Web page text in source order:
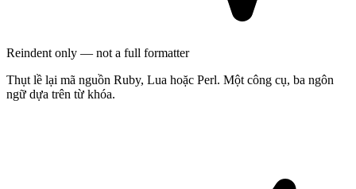
Reindent only — not a full formatter
Thụt lề lại mã nguồn Ruby, Lua hoặc Perl. Một công cụ, ba ngôn
ngữ dựa trên từ khóa.